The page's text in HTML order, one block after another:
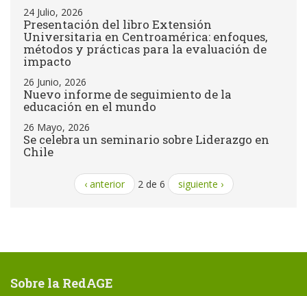
24 Julio, 2026
Presentación del libro Extensión
Universitaria en Centroamérica: enfoques,
métodos y prácticas para la evaluación de
impacto
26 Junio, 2026
Nuevo informe de seguimiento de la
educación en el mundo
26 Mayo, 2026
Se celebra un seminario sobre Liderazgo en
Chile
‹ anterior 2 de 6 siguiente ›
Sobre la RedAGE